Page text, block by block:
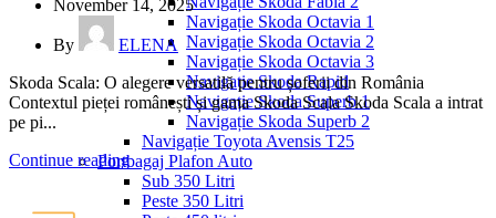
Navigație Skoda Octavia 1
Navigație Skoda Octavia 2
Navigație Skoda Octavia 3
Navigație Skoda Rapid
Navigație Skoda Superb 1
Navigație Skoda Superb 2
Navigație Toyota Avensis T25
Portbagaj Plafon Auto
Sub 350 Litri
Peste 350 Litri
November 14, 2025
By
ELENA
Skoda Scala: O alegere versatilă pentru șoferii din România
Contextul pieței românești și gama Skoda Scala Skoda Scala a intrat
pe pi...
Continue reading